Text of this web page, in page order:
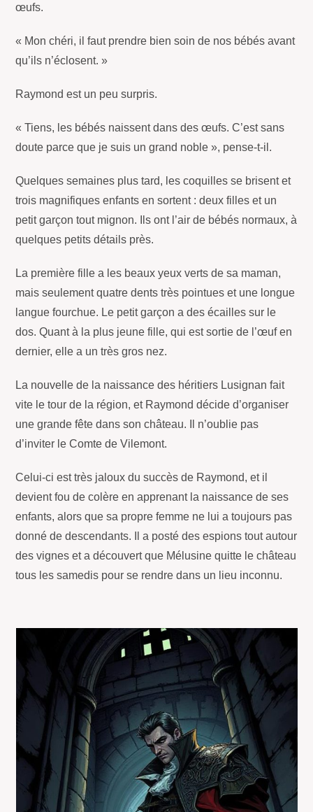
œufs.
« Mon chéri, il faut prendre bien soin de nos bébés avant
qu’ils n’éclosent. »
Raymond est un peu surpris.
« Tiens, les bébés naissent dans des œufs. C’est sans
doute parce que je suis un grand noble », pense-t-il.
Quelques semaines plus tard, les coquilles se brisent et
trois magnifiques enfants en sortent : deux filles et un
petit garçon tout mignon. Ils ont l’air de bébés normaux, à
quelques petits détails près.
La première fille a les beaux yeux verts de sa maman,
mais seulement quatre dents très pointues et une longue
langue fourchue. Le petit garçon a des écailles sur le
dos. Quant à la plus jeune fille, qui est sortie de l’œuf en
dernier, elle a un très gros nez.
La nouvelle de la naissance des héritiers Lusignan fait
vite le tour de la région, et Raymond décide d’organiser
une grande fête dans son château. Il n’oublie pas
d’inviter le Comte de Vilemont.
Celui-ci est très jaloux du succès de Raymond, et il
devient fou de colère en apprenant la naissance de ses
enfants, alors que sa propre femme ne lui a toujours pas
donné de descendants. Il a posté des espions tout autour
des vignes et a découvert que Mélusine quitte le château
tous les samedis pour se rendre dans un lieu inconnu.